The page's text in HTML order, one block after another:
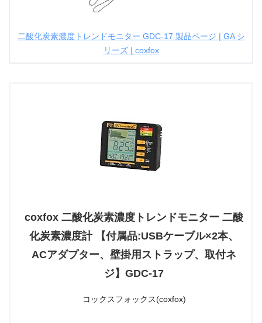
二酸化炭素濃度トレンドモニター GDC-17 製品ページ | GA シ
リーズ | coxfox
coxfox 二酸化炭素濃度トレンドモニター 二酸
化炭素濃度計 【付属品:USBケーブル×2本、
ACアダプター、壁掛用ストラップ、取付ネ
ジ】GDC-17
コックスフォックス(coxfox)